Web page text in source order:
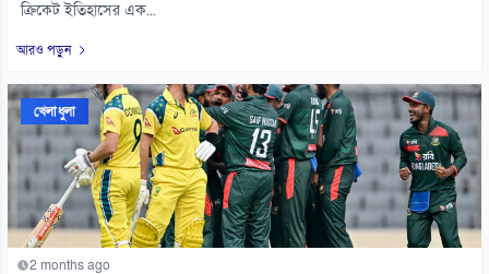
ক্রিকেট ইতিহাসের এক...
আরও পড়ুন
খেলাধুলা
2 months ago